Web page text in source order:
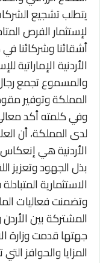
يتطلب تشجيع
لإستثمار الفرص
أشقائنا وشركائنا
الأردنية
والمسموع تجمع
المملكة وتوفير
وفي كلمته أكد
لدى المملكة، أن
الأردنية هي إنعكاس
بذل الجهود وتعزيز
الاستثمارية
وتضمنت فعاليات
المشتركة بين
جهتها قدمت وزارة
المزايا والحوافز